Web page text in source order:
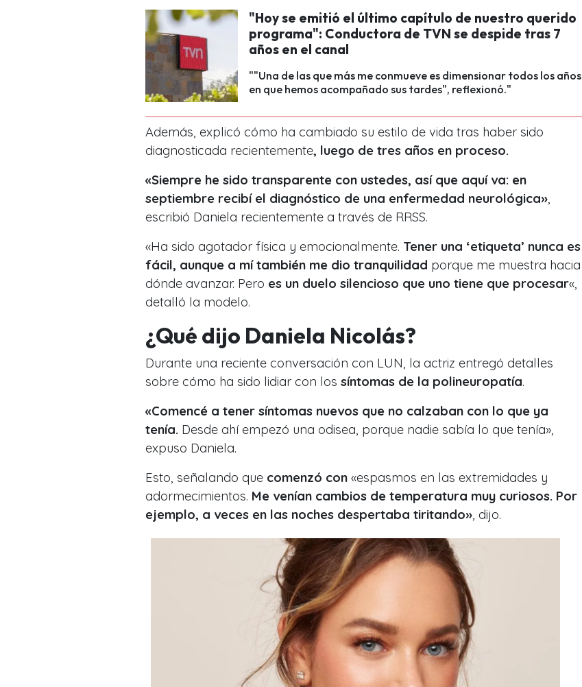
"Hoy se emitió el último capítulo de nuestro querido
programa": Conductora de TVN se despide tras 7
años en el canal
""Una de las que más me conmueve es dimensionar todos los años
en que hemos acompañado sus tardes", reflexionó."
Además, explicó cómo ha cambiado su estilo de vida tras haber sido
diagnosticada recientemente, luego de tres años en proceso.
«Siempre he sido transparente con ustedes, así que aquí va: en
septiembre recibí el diagnóstico de una enfermedad neurológica»
escribió Daniela recientemente a través de RRSS.
«Ha sido agotador física y emocionalmente. Tener una ‘etiqueta’ nunca es
fácil, aunque a mí también me dio tranquilidad porque me muestra hacia
dónde avanzar. Pero es un duelo silencioso que uno tiene que procesar«,
detalló la modelo.
¿Qué dijo Daniela Nicolás?
Durante una reciente conversación con LUN, la actriz entregó detalles
sobre cómo ha sido lidiar con los síntomas de la polineuropatía.
«Comencé a tener síntomas nuevos que no calzaban con lo que ya
tenía. Desde ahí empezó una odisea, porque nadie sabía lo que tenía»,
expuso Daniela.
Esto, señalando que comenzó con «espasmos en las extremidades y
adormecimientos. Me venían cambios de temperatura muy curiosos. Por
ejemplo, a veces en las noches despertaba tiritando» , dijo.